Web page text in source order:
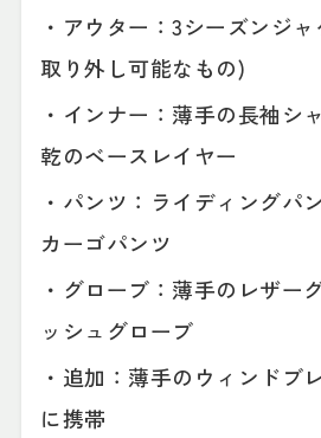
・アウター：3シーズンジ
取り外し可能なもの)
・インナー：薄手の長袖シ
乾のベースレイヤー
・パンツ：ライディングパ
カーゴパンツ
・グローブ：薄手のレザー
ッシュグローブ
・追加：薄手のウィンドブ
に携帯